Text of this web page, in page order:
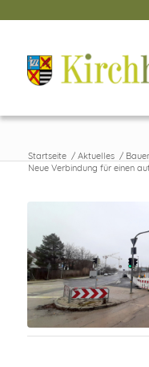
Startseite / Aktuelles /
Neue Verbindung für einen